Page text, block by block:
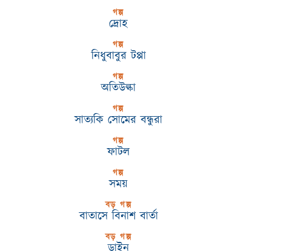
গল্প
দ্রোহ
গল্প
নিধুবাবুর টপ্পা
গল্প
অতিউল্কা
গল্প
সাত্যকি সোমের বন্ধুরা
গল্প
ফাটল
গল্প
সময়
বড় গল্প
বাতাসে বিনাশ বার্তা
বড় গল্প